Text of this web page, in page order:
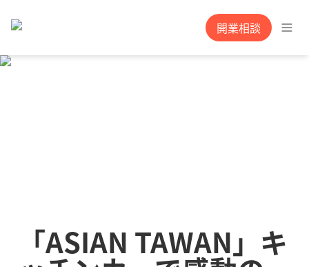
開業相談
「ASIAN TAWAN」キ